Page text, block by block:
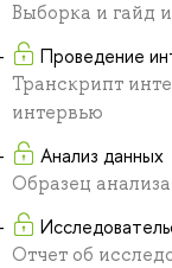
Выборка и гайд
Проведение
Транскрипт
интервью
Анализ данных
Образец
Отчет об